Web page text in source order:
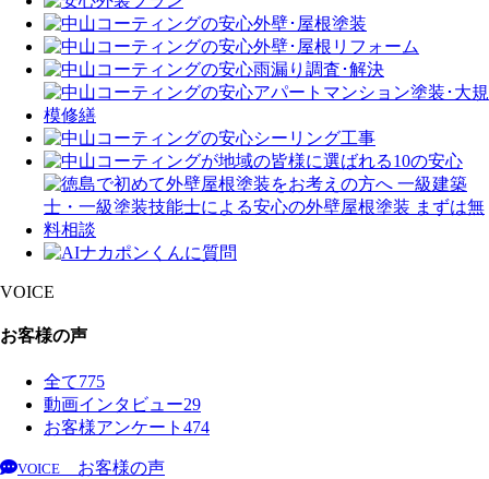
VOICE
お客様の声
全て775
動画インタビュー29
お客様アンケート 474
VOICE
お客様の声